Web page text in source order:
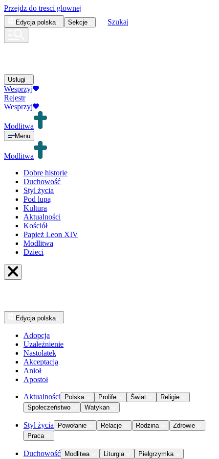
Przejdz do tresci glownej
Edycja polska Sekcje Szukaj
Usługi
Wesprzyj
Rejestr
Wesprzyj
Modlitwa
Menu
Modlitwa
Dobre historie
Duchowość
Styl życia
Pod lupą
Kultura
Aktualności
Kościół
Papież Leon XIV
Modlitwa
Dzieci
Edycja polska
Adopcja
Uzależnienie
Nastolatek
Akceptacja
Anioł
Apostoł
Aktualności Polska Prolife Świat
Religie
Społeczeństwo
Watykan
Styl życia Powołanie Relacje Rodzina
Zdrowie
Praca
Duchowość Modlitwa Liturgia
Pielgrzymka